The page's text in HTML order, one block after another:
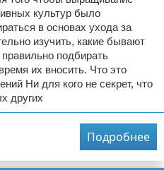
культур было
в основах ухода за
изучить, какие бывают
подбирать
их вносить. Что это
Ни для кого не секрет, что
других
Подробнее